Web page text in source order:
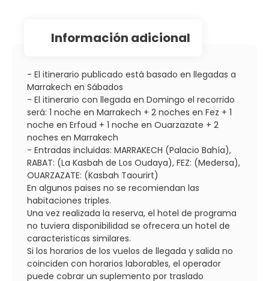
información adicional
- El itinerario publicado está basado en llegadas a
Marrakech en Sábados
- El itinerario con llegada en Domingo el recorrido
será: 1 noche en Marrakech + 2 noches en Fez + 1
noche en Erfoud + 1 noche en Ouarzazate + 2
noches en Marrakech
- Entradas incluidas: MARRAKECH (Palacio Bahía),
RABAT: (La Kasbah de Los Oudaya), FEZ: (Medersa),
OUARZAZATE: (Kasbah Taourirt)
En algunos paises no se recomiendan las
habitaciones triples.
Una vez realizada la reserva, el hotel de programa
no tuviera disponibilidad se ofrecera un hotel de
caracteristicas similares.
Si los horarios de los vuelos de llegada y salida no
coinciden con horarios laborables, el operador
puede cobrar un suplemento por traslado